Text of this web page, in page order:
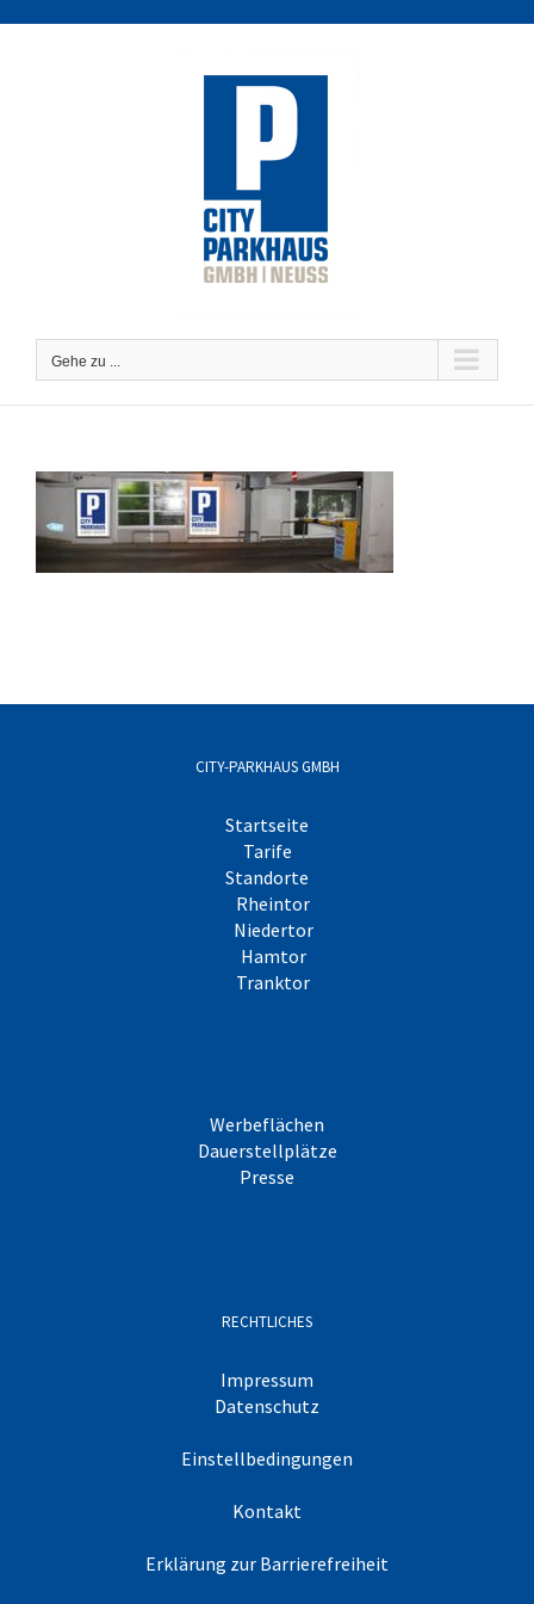
Gehe zu ...
CITY-PARKHAUS GMBH
Startseite
Tarife
Standorte
Rheintor
Niedertor
Hamtor
Tranktor
Werbeflächen
Dauerstellplätze
Presse
RECHTLICHES
Impressum
Datenschutz
Einstellbedingungen
Kontakt
Erklärung zur Barrierefreiheit